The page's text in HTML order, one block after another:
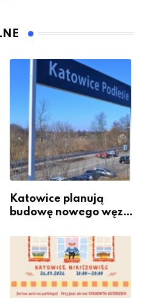
Katowice planują
budowę nowego węzła
Podlesiu